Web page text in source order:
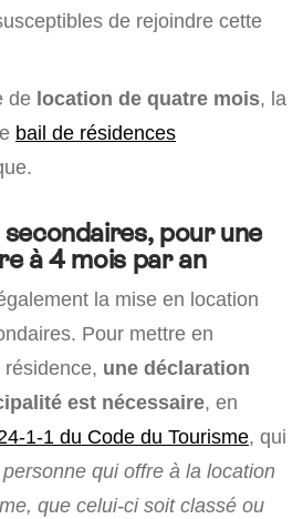
de rejoindre cette
de location de quatre mois, la
bail de résidences
pour une
à 4 mois par an
la mise en location
Pour mettre en
une déclaration
est nécessaire, en
1-1 du Code du Tourisme, qui
qui offre à la location
que celui-ci soit classé ou